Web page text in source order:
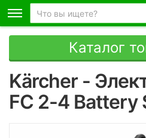
Каталог
Kärcher -
FC 2-4 Battery